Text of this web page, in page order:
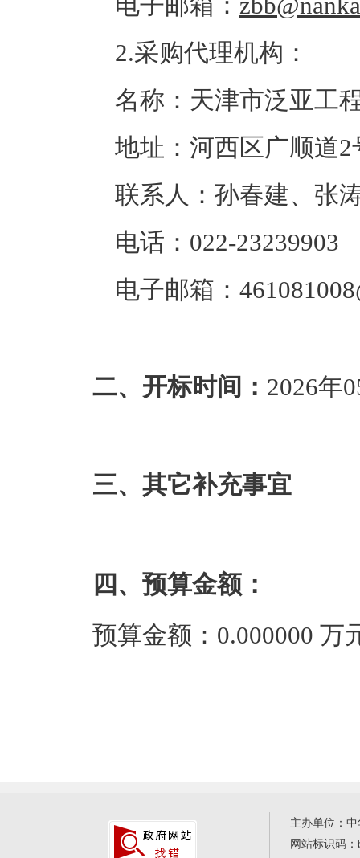
2.采购代理机构：
名称：天津市泛亚工
地址：河西区广顺道2
联系人：孙春建、张
电话：022-23239903
电子邮箱：
二、开标时间： 2026年
三、其它补充事宜
四、预算金额：
预算金额：0.000000 万
主办单位：
网站标识码：